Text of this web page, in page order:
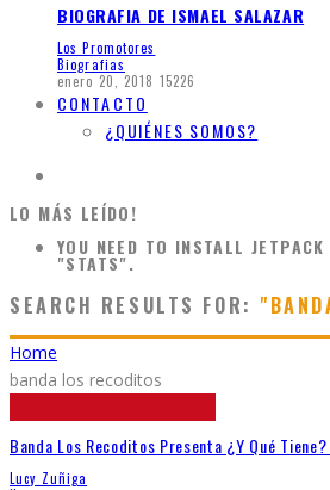
BIOGRAFIA DE ISMAEL SALAZAR
Los Promotores
Biografias
enero 20, 2018 15226
CONTACTO
¿QUIÉNES SOMOS?
LO MÁS LEÍDO!
YOU NEED TO INSTALL
"STATS".
SEARCH RESULTS FOR:
Home
banda los recoditos
Banda Los Recoditos Presenta ¿Y Qué Tiene?
Lucy Zuñiga